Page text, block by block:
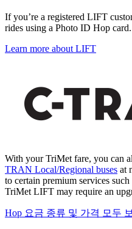
If you’re a registered LIFT
rides using a Photo ID Hop card.
Learn more about LIFT
With your TriMet fare, you can
TRAN Local/Regional buses at
to certain premium services
TriMet LIFT may require an
Hop 요금 종류 및 가격 모두 보